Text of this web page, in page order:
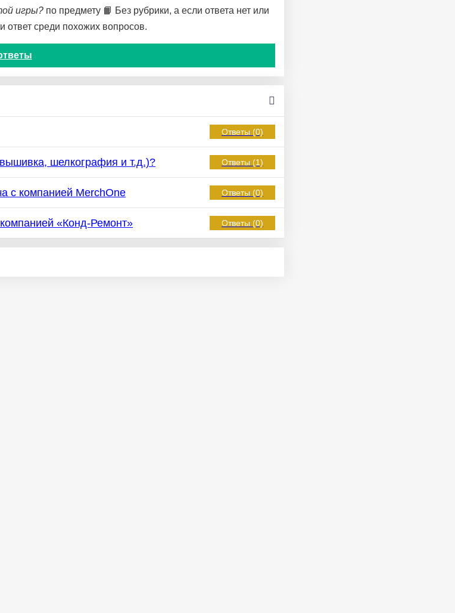
игры? по предмету 📙 Без рубрики, а если ответа нет или
ответ среди похожих вопросов.
Ответы (0)
шелкография и т.д.)? Ответы (1)
с компанией MerchOne Ответы (0)
«Конд-Ремонт» Ответы (0)